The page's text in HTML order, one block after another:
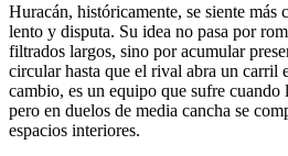
Huracán, históricamente, se siente más
lento y disputa. Su idea no pasa por
filtrados largos, sino por acumular
circular hasta que el rival abra un carril
cambio, es un equipo que sufre cuando
pero en duelos de media cancha se
espacios interiores.